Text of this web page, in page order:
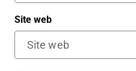
Site web